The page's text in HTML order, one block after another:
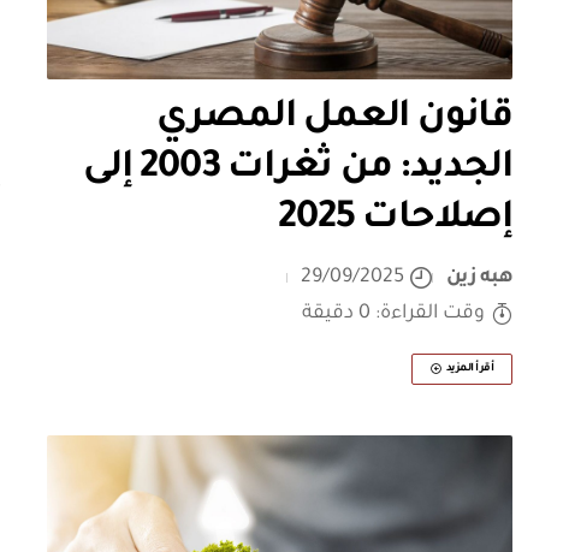
قانون العمل المصري
الجديد: من ثغرات 2003 إلى
إصلاحات 2025
هبه زين
29/09/2025
وقت القراءة: 0 دقيقة
أقرأ المزيد